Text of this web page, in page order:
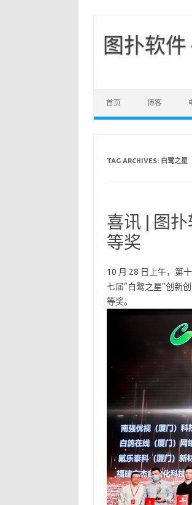
图扑软
首页 博客
TAG ARCHIVES: 白鹭之星
喜讯 | 图
等奖
10 月 28 日上午，第
七届“白鹭之星”创新
等奖。